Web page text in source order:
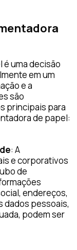
uma decisão
em um
e a
são
principais para
de papel:
: A
e corporativos
de
endereços,
dados pessoais,
podem ser